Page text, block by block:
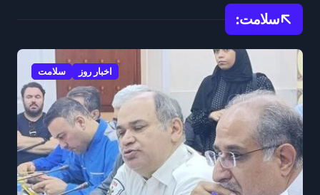
سلامت:
اخبار روز سلامت